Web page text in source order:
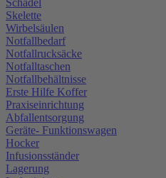
Schädel
Skelette
Wirbelsäulen
Notfallbedarf
Notfallrucksäcke
Notfalltaschen
Notfallbehältnisse
Erste Hilfe Koffer
Praxiseinrichtung
Abfallentsorgung
Geräte- Funktionswagen
Hocker
Infusionsständer
Lagerung